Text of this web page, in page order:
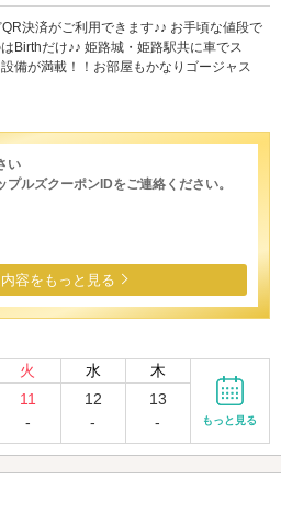
決済がご利用できます♪♪ お手頃な値段で
Birthだけ♪♪ 姫路城・姫路駅共に車でス
備が満載！！お部屋もかなりゴージャス
い
ルズクーポンIDをご連絡ください。
容をもっと見る
火 水 木
11
-
12
-
13
-
もっと見る